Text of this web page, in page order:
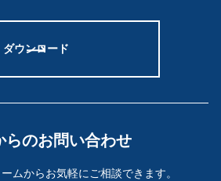
ダウンロード
らのお問い合わせ
ムからお気軽にご相談できます。